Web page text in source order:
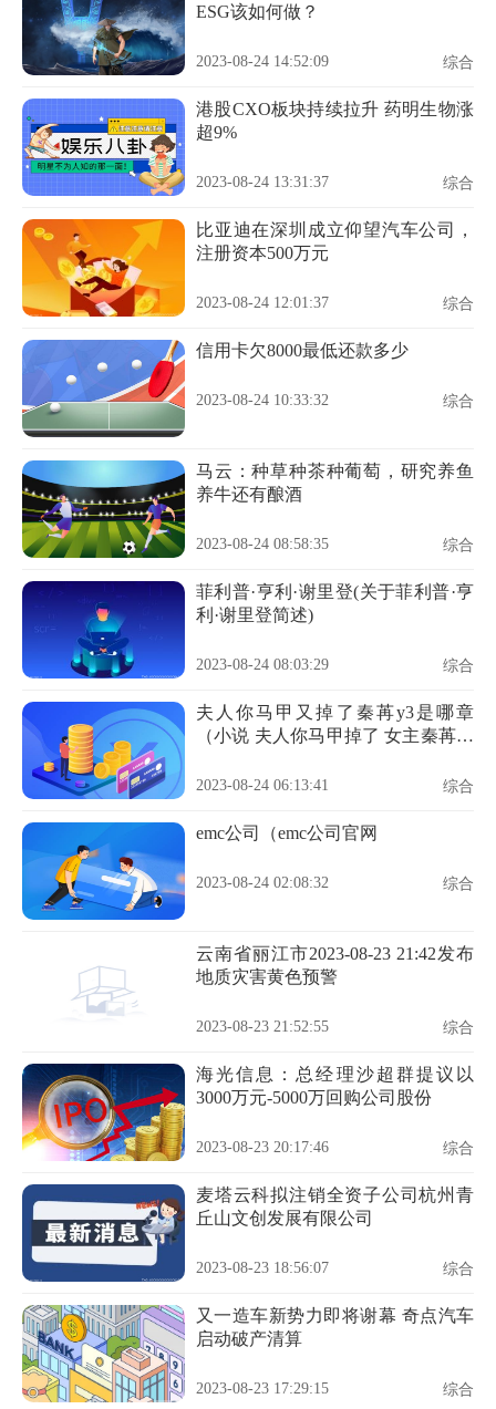
ESG该如何做？
2023-08-24 14:52:09 综合
港股CXO板块持续拉升 药明生物涨
超9%
2023-08-24 13:31:37 综合
比亚迪在深圳成立仰望汽车公司，
注册资本500万元
2023-08-24 12:01:37 综合
信用卡欠8000最低还款多少
2023-08-24 10:33:32 综合
马云：种草种茶种葡萄，研究养鱼
养牛还有酿酒
2023-08-24 08:58:35 综合
菲利普·亨利·谢里登(关于菲利普·亨
利·谢里登简述)
2023-08-24 08:03:29 综合
夫人你马甲又掉了秦苒y3是哪章
（小说 夫人你马甲掉了 女主秦苒的
2023-08-24 06:13:41 综合
emc公司（emc公司官网
2023-08-24 02:08:32 综合
云南省丽江市2023-08-23 21:42发布
地质灾害黄色预警
2023-08-23 21:52:55 综合
海光信息：总经理沙超群提议以
3000万元-5000万回购公司股份
2023-08-23 20:17:46 综合
麦塔云科拟注销全资子公司杭州青
丘山文创发展有限公司
2023-08-23 18:56:07 综合
又一造车新势力即将谢幕 奇点汽车
启动破产清算
2023-08-23 17:29:15 综合